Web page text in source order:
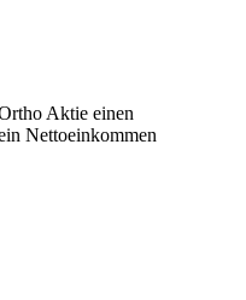
Aktie einen
Nettoeinkommen